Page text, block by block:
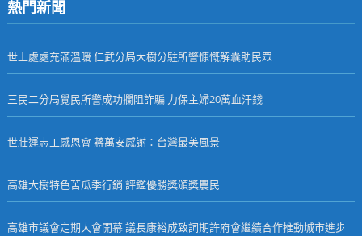
熱門新聞
世上處處充滿溫暖 仁武分局大樹分駐所警慷慨解囊助民眾
三民二分局覺民所警成功攔阻詐騙 力保主婦20萬血汗錢
世壯運志工感恩會 蔣萬安感謝：台灣最美風景
高雄大樹特色苦瓜季行銷 評鑑優勝獎頒獎農民
高雄市議會定期大會開幕 議長康裕成致詞期許府會繼續合作推動城市進步